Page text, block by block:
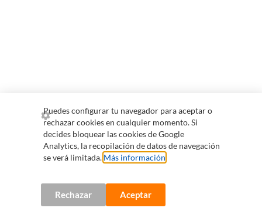
Puedes configurar tu navegador para aceptar o
rechazar cookies en cualquier momento. Si
decides bloquear las cookies de Google
Analytics, la recopilación de datos de navegación
se verá limitada. Más información
Rechazar Aceptar